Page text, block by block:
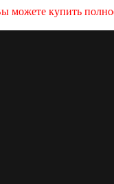
можете купить